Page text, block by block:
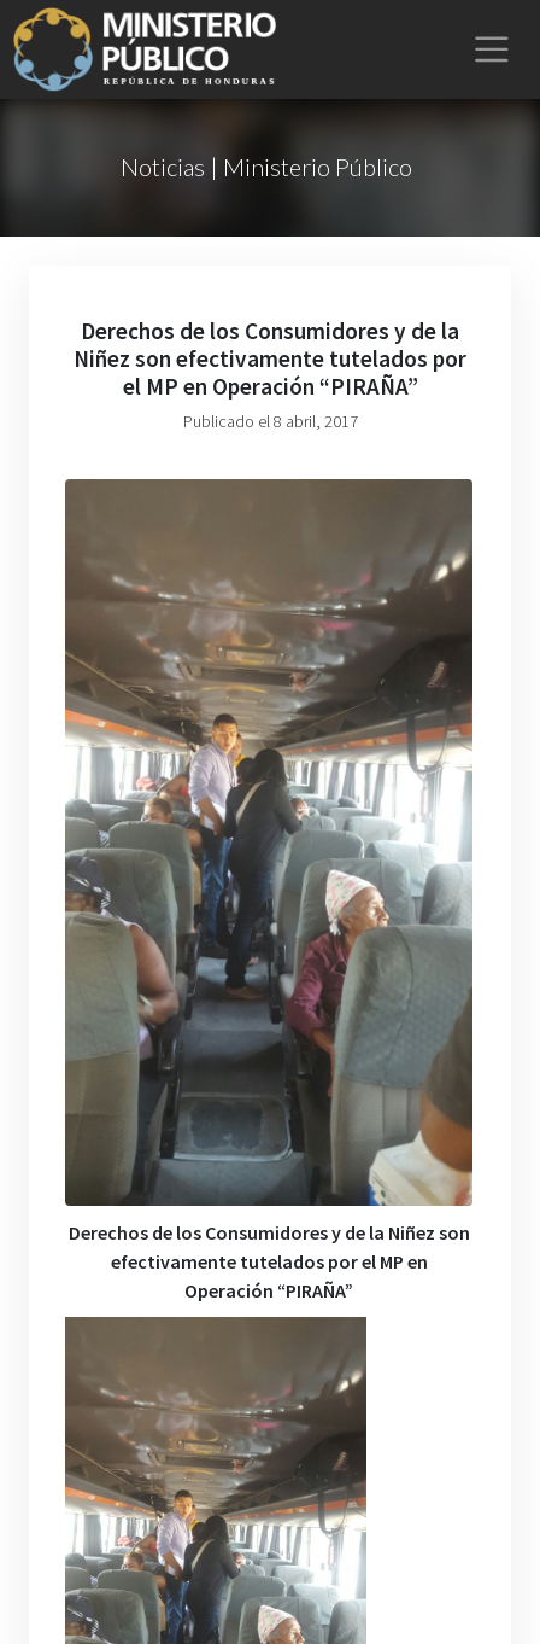
Noticias | Ministerio Público
Derechos de los Consumidores y de la
Niñez son efectivamente tutelados por
el MP en Operación “PIRAÑA”
Publicado el 8 abril, 2017
Derechos de los Consumidores y de la Niñez son
efectivamente tutelados por el MP en
Operación “PIRAÑA”